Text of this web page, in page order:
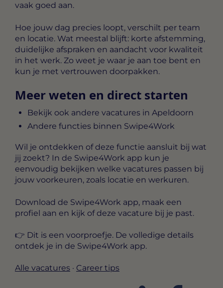
vaak goed aan.
Hoe jouw dag precies loopt, verschilt per team
en locatie. Wat meestal blijft: korte afstemming,
duidelijke afspraken en aandacht voor kwaliteit
in het werk. Zo weet je waar je aan toe bent en
kun je met vertrouwen doorpakken.
Meer weten en direct starten
Bekijk ook andere vacatures in Apeldoorn
Andere functies binnen Swipe4Work
Wil je ontdekken of deze functie aansluit bij wat
jij zoekt? In de Swipe4Work app kun je
eenvoudig bekijken welke vacatures passen bij
jouw voorkeuren, zoals locatie en werkuren.
Download de Swipe4Work app, maak een
profiel aan en kijk of deze vacature bij je past.
👉 Dit is een voorproefje. De volledige details
ontdek je in de Swipe4Work app.
Alle vacatures · Career tips